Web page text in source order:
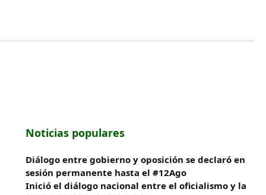
Noticias populares
Diálogo entre gobierno y oposición se declaró en
sesión permanente hasta el #12Ago
Inició el diálogo nacional entre el oficialismo y la